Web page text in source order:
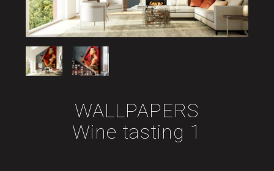
WALLPAPERS
Wine tasting 1